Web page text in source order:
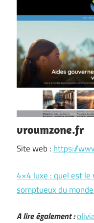
vroumzone.fr
Site web : https://
4×4 luxe : quel est
somptueux du
A lire également :